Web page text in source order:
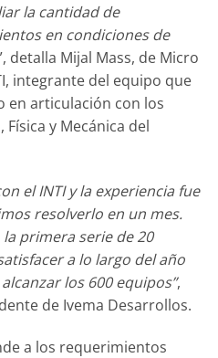
la cantidad de
en condiciones de
detalla Mijal Mass, de Micro
integrante del equipo que
en articulación con los
y Mecánica del
el INTI y la experiencia fue
resolverlo en un mes.
primera serie de 20
a lo largo del año
los 600 equipos”,
de Ivema Desarrollos.
a los requerimientos